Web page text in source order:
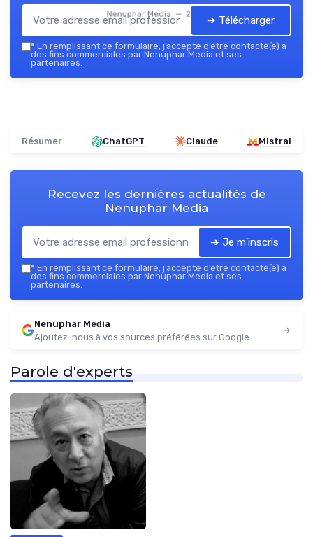
Nenuphar Media — 2026
➔ Télécharger
* En remplissant ce formulaire, j’accepte d’être contacté(e) à
des fins commerciales par Nenuphar Media et ses
partenaires.
Résumer ChatGPT Claude Mistral
Recevez les dernières actualités de
Nenuphar Media
➔ Je m'inscris
* En remplissant ce formulaire, j’accepte d’être contacté(e) à
des fins commerciales par Nenuphar Media et ses
partenaires.
Nenuphar Media
Ajoutez-nous à vos sources préférées sur Google
Parole d'experts